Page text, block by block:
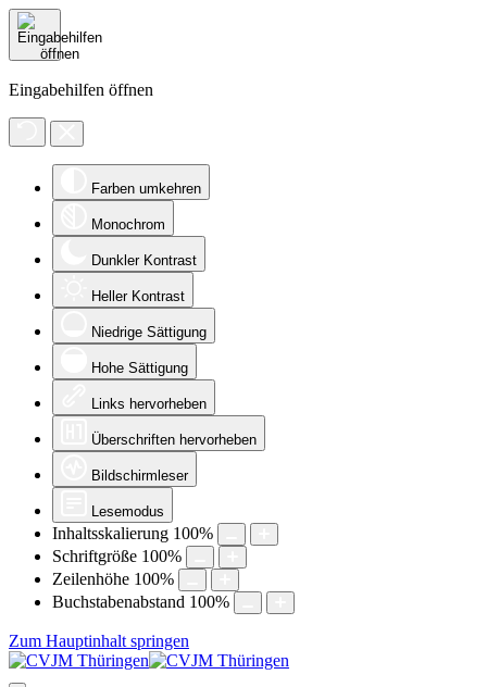
Eingabehilfen öffnen
Farben umkehren
Monochrom
Dunkler Kontrast
Heller Kontrast
Niedrige Sättigung
Hohe Sättigung
Links hervorheben
Überschriften hervorheben
Bildschirmleser
Lesemodus
Inhaltsskalierung 100%
Schriftgröße 100%
Zeilenhöhe 100%
Buchstabenabstand 100%
Zum Hauptinhalt springen